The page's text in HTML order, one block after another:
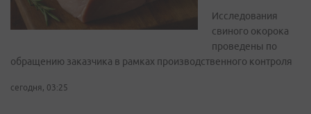
Исследования
свиного окорока
проведены по
обращению заказчика в рамках производственного контроля
сегодня, 03:25